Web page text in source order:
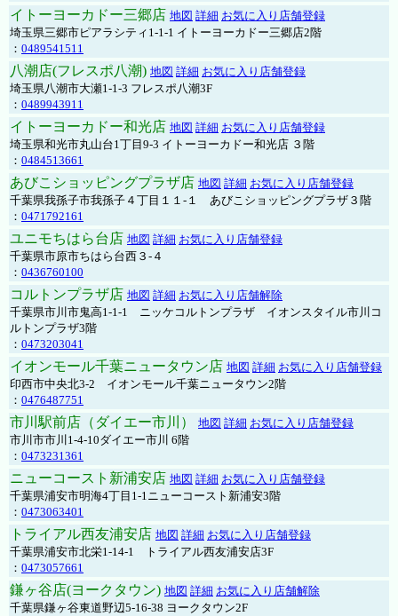
イトーヨーカドー三郷店 地図 詳細 お気に入り店舗登録
埼玉県三郷市ピアラシティ1-1-1 イトーヨーカドー三郷店2階
： 0489541511
八潮店(フレスポ八潮) 地図 詳細 お気に入り店舗登録
埼玉県八潮市大瀬1-1-3 フレスポ八潮3F
： 0489943911
イトーヨーカドー和光店 地図 詳細 お気に入り店舗登録
埼玉県和光市丸山台1丁目9-3 イトーヨーカドー和光店 ３階
： 0484513661
あびこショッピングプラザ店 地図 詳細 お気に入り店舗登録
千葉県我孫子市我孫子４丁目１１-１ あびこショッピングプラザ３階
： 0471792161
ユニモちはら台店 地図 詳細 お気に入り店舗登録
千葉県市原市ちはら台西３-４
： 0436760100
コルトンプラザ店 地図 詳細 お気に入り店舗解除
千葉県市川市鬼高1-1-1 ニッケコルトンプラザ イオンスタイル市川コ
ルトンプラザ3階
： 0473203041
イオンモール千葉ニュータウン店 地図 詳細 お気に入り店舗登録
印西市中央北3-2 イオンモール千葉ニュータウン2階
： 0476487751
市川駅前店（ダイエー市川） 地図 詳細 お気に入り店舗登録
市川市市川1-4-10ダイエー市川 6階
： 0473231361
ニューコースト新浦安店 地図 詳細 お気に入り店舗登録
千葉県浦安市明海4丁目1-1ニューコースト新浦安3階
： 0473063401
トライアル西友浦安店 地図 詳細 お気に入り店舗登録
千葉県浦安市北栄1-14-1 トライアル西友浦安店3F
： 0473057661
鎌ヶ谷店(ヨークタウン) 地図 詳細 お気に入り店舗解除
千葉県鎌ヶ谷東道野辺5-16-38 ヨークタウン2F